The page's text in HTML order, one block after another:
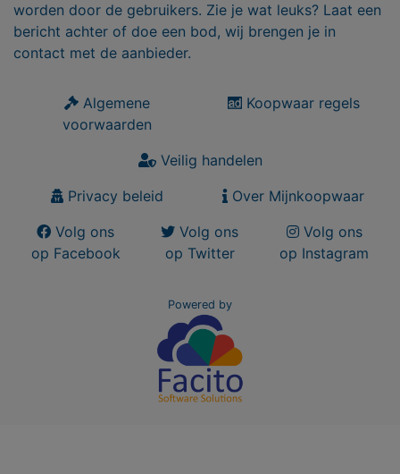
worden door de gebruikers. Zie je wat leuks? Laat een
bericht achter of doe een bod, wij brengen je in
contact met de aanbieder.
Algemene
voorwaarden
Koopwaar regels
Veilig handelen
Privacy beleid
Over Mijnkoopwaar
Volg ons
op Facebook
Volg ons
op Twitter
Volg ons
op Instagram
Powered by